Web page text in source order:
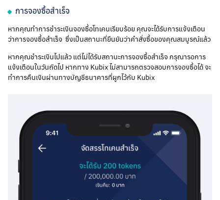
การจองซื้อสำเร็จ
หากคุณทำการชำระเงินจองซื้อโทเคนเรียบร้อย คุณจะได้รับการแจ้งเตือน
ว่าการจองซื้อสำเร็จ ซึ่งเป็นสถานะที่ยืนยันว่าคำสั่งซื้อของคุณสมบูรณ์แล้ว
หากคุณชำระเงินไปแล้ว แต่ไม่ได้รับสถานะการจองซื้อสำเร็จ กรุณารอการ
แจ้งเตือนในวันถัดไป หากทาง Kubix ไม่สามารถตรวจสอบการจองซื้อได้ จะ
ทำการคืนเงินผ่านทางบัญชีธนาคารที่ผูกไว้กับ Kubix